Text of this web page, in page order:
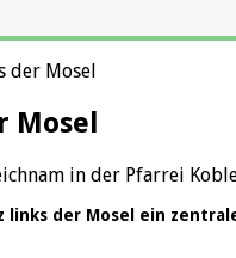
der Mosel
Mosel
in der Pfarrei
links der Mosel ein